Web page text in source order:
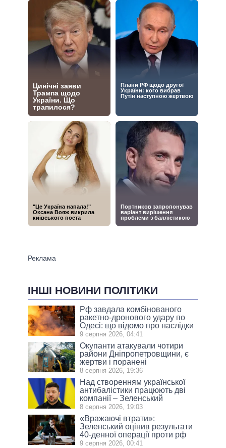
ІНШІ НОВИНИ ПОЛІТИКИ
Рф завдала комбінованого
ракетно-дронового удару по
Одесі: що відомо про наслідки
9 серпня 2026, 04:41
Окупанти атакували чотири
райони Дніпропетровщини, є
жертви і поранені
8 серпня 2026, 19:36
Над створенням української
антибалістики працюють дві
компанії – Зеленський
8 серпня 2026, 19:03
«Вражаючі втрати»:
Зеленський оцінив результати
40-денної операції проти рф
9 серпня 2026, 00:41